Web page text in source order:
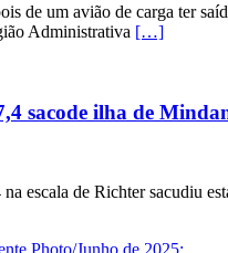
de um avião de carga ter
Administrativa […]
sacode ilha de
escala de Richter sacudiu